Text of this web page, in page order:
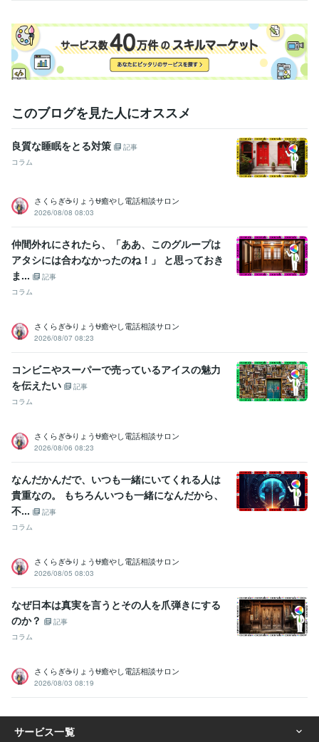
このブログを見た人にオススメ
良質な睡眠をとる対策
記事
コラム
さくらぎ☕りょう⛎癒やし電話相談サロン
2026/08/08 08:03
仲間外れにされたら、「ああ、このグループは
アタシには合わなかったのね！」 と思っておき
ま...
記事
コラム
さくらぎ☕りょう⛎癒やし電話相談サロン
2026/08/07 08:23
コンビニやスーパーで売っているアイスの魅力
を伝えたい
記事
コラム
さくらぎ☕りょう⛎癒やし電話相談サロン
2026/08/06 08:23
なんだかんだで、いつも一緒にいてくれる人は
貴重なの。 もちろんいつも一緒になんだから、
不...
記事
コラム
さくらぎ☕りょう⛎癒やし電話相談サロン
2026/08/05 08:03
なぜ日本は真実を言うとその人を爪弾きにする
のか？
記事
コラム
さくらぎ☕りょう⛎癒やし電話相談サロン
2026/08/03 08:19